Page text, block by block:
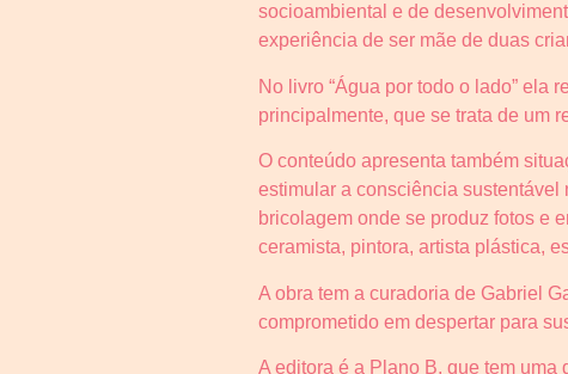
socioambiental e de
experiência de ser mãe de duas
No livro “Água por todo o lado” ela
principalmente, que se trata de um
O conteúdo apresenta também
estimular a consciência
bricolagem onde se produz fotos e
ceramista, pintora, artista plástica,
A obra tem a curadoria de Gabriel
comprometido em despertar para
A editora é a Plano B, que tem